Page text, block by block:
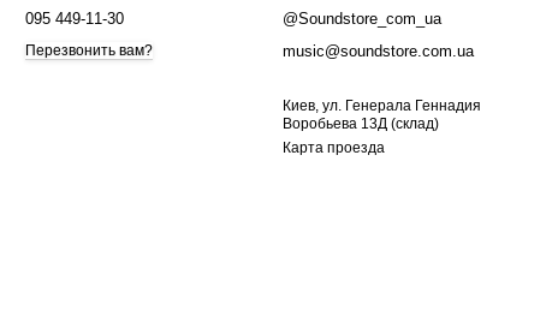
095 449-11-30
Перезвонить вам?
@Soundstore_com_ua
music@soundstore.com.ua
Киев, ул. Генерала Геннадия
Воробьева 13Д (склад)
Карта проезда